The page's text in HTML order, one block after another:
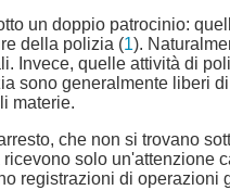
un doppio patrocinio:
della polizia (1).
Invece, quelle attività di
generalmente liberi
materie.
che non si trovano
solo un'attenzione
registrazioni di operazioni